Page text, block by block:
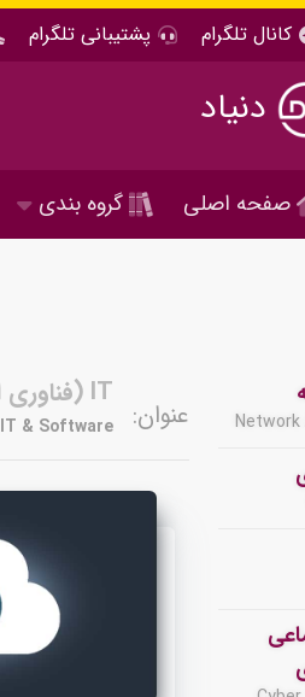
کانال تلگرام پشتیبانی تلگرام
دنیاد
صفحه اصلی گروه بندی
عنوان:
IT (فناوری اطلاعات ) و نرم افزار
IT & Software